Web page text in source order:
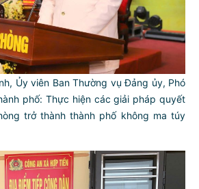
Ủy viên Ban Thường vụ Đảng ủy, Phó
phố: Thực hiện các giải pháp quyết
trở thành thành phố không ma túy